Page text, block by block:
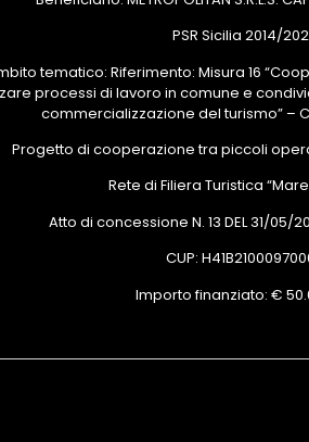
PSR Sicilia 2014/
tematico: Riferimento: Misura 16
processi di lavoro in comune e
commercializzazione del turismo” –
Progetto di cooperazione tra piccoli
Rete di Filiera Turistica
Atto di concessione N. 13 DEL 31/05/
CUP:
Importo finanziato: €